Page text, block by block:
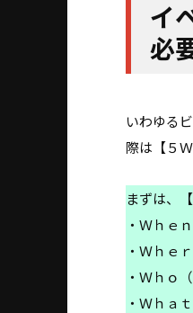
イ
必
いわゆる
際は【５
まずは、
・Ｗｈｅ
・Ｗｈｅ
・Ｗｈｏ
・Ｗｈａ